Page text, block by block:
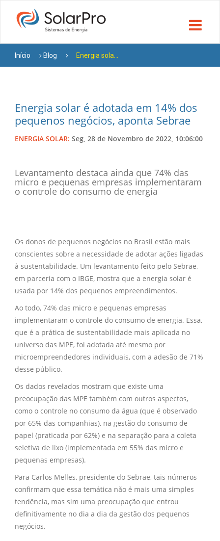
Início Blog Energia sola...
Energia solar é adotada em 14% dos
pequenos negócios, aponta Sebrae
ENERGIA SOLAR: Seg, 28 de Novembro de 2022, 10:06:00
Levantamento destaca ainda que 74% das
micro e pequenas empresas implementaram
o controle do consumo de energia
Os donos de pequenos negócios no Brasil estão mais
conscientes sobre a necessidade de adotar ações ligadas
à sustentabilidade. Um levantamento feito pelo Sebrae,
em parceria com o IBGE, mostra que a energia solar é
usada por 14% dos pequenos empreendimentos.
Ao todo, 74% das micro e pequenas empresas
implementaram o controle do consumo de energia. Essa,
que é a prática de sustentabilidade mais aplicada no
universo das MPE, foi adotada até mesmo por
microempreendedores individuais, com a adesão de 71%
desse público.
Os dados revelados mostram que existe uma
preocupação das MPE também com outros aspectos,
como o controle no consumo da água (que é observado
por 65% das companhias), na gestão do consumo de
papel (praticada por 62%) e na separação para a coleta
seletiva de lixo (implementada em 55% das micro e
pequenas empresas).
Para Carlos Melles, presidente do Sebrae, tais números
confirmam que essa temática não é mais uma simples
tendência, mas sim uma preocupação que entrou
definitivamente no dia a dia da gestão dos pequenos
negócios.